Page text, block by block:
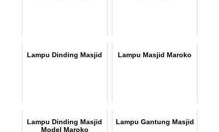
Lampu Dinding Masjid Lampu Masjid Maroko
Lampu Dinding Masjid
Model Maroko
Lampu Gantung Masjid